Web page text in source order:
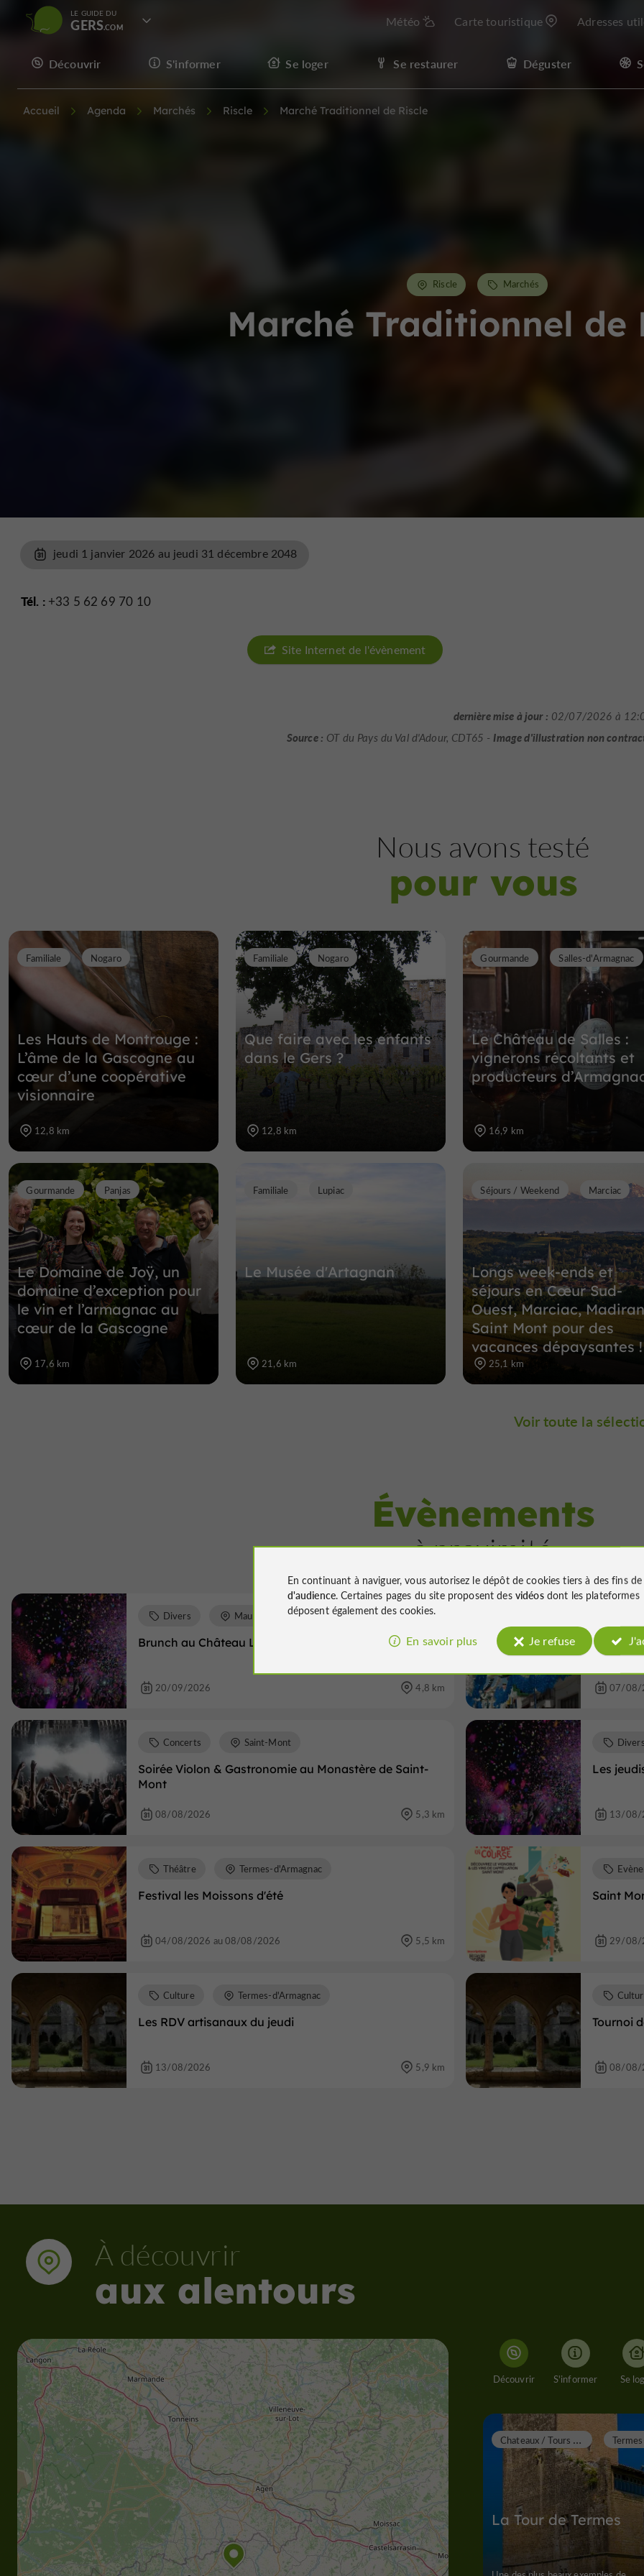
LE GUIDE DU
GERS Météo Carte touristique Adresses
Découvrir S'informer Se loger Se restaurer Déguster
Accueil Agenda Marchés Riscle Marché Traditionnel de Riscle
Marché Traditionnel de
Riscle Marchés
jeudi 1 janvier 2026 au jeudi 31 décembre 2048
Tél. :+33 5 62 69 70 10
Site Internet de l'évènement
dernière mise à jour : 02/07/2026 à
Source : OT du Pays du Val d'Adour, CDT65 - Image d'illustration non
Nous avons testé
pour vous
Les Hauts de Montrouge :
L’âme de la Gascogne au
cœur d’une coopérative
visionnaire
Familiale Nogaro
12,8 km
Que faire avec les enfants
dans le Gers ?
Familiale Nogaro
12,8 km
Le Château de Salles :
vignerons récoltants et
producteurs
Gourmande Salles-d'Armagnac
16,9 km
Le Domaine de Joÿ, un
domaine d’exception pour
le vin et l’armagnac au
cœur de la Gascogne
Gourmande Panjas
17,6 km
Le Musée d'Artagnan
Familiale Lupiac
21,6 km
Longs week-ends et
séjours en Cœur Sud-
Ouest, Marciac,
Saint Mont pour des
vacances dépaysantes !
Séjours / Weekend Marciac
25,1 km
Voir toute la
Évènements
à proximité
Brunch au Château Laffitte-Teston
Divers Maumusson-Laguian
20/09/2026 4,8 km
Fête
07/08/
Soirée Violon & Gastronomie au Monastère de Saint-
Mont
Concerts Saint-Mont
08/08/2026 5,3 km
Les
13/08/
Festival les Moissons d'été
Théâtre Termes-d'Armagnac
04/08/2026 au 08/08/2026 5,5 km
Saint
29/08/
Les RDV artisanaux du jeudi
Culture Termes-d'Armagnac
13/08/2026 5,9 km
Tournoi
08/08/
À découvrir
aux alentours
Découvrir S'informer Se
La Tour de Termes
C
hateaux / Tours / Donjons
En continuant à naviguer, vous autorisez le dépôt de cookies tiers à des fins
d'audience. Certaines pages du site proposent des vidéosdont les plateformes
déposent également des cookies.
En savoir plus Je refuse